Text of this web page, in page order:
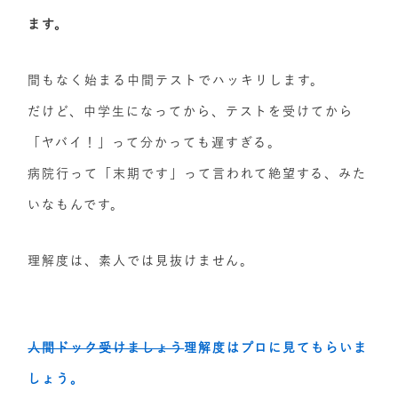
ます。
間もなく始まる中間テストでハッキリします。
だけど、中学生になってから、テストを受けてから
「ヤバイ！」って分かっても遅すぎる。
病院行って「末期です」って言われて絶望する、みた
いなもんです。
理解度は、素人では見抜けません。
人間ドック受けましょう理解度はプロに見てもらいま
しょう。